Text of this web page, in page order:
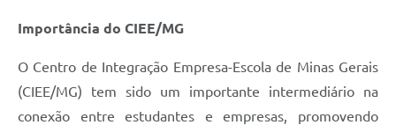
Importância do CIEE/MG
O Centro de Integração Empresa-Escola de Minas Gerais
(CIEE/MG) tem sido um importante intermediário na
conexão entre estudantes e empresas, promovendo